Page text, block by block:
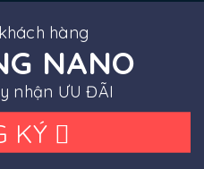
hàng
NANO
nhận ƯU ĐÃI
KÝ